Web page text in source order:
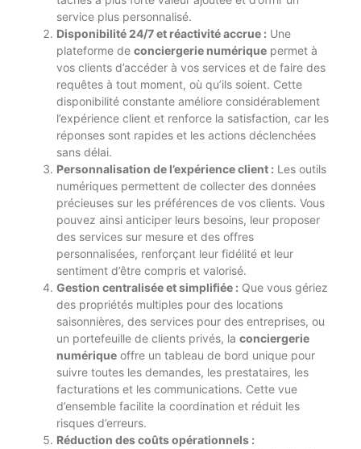
service plus personnalisé.
Disponibilité 24/7 et réactivité accrue : Une
plateforme de conciergerie numérique permet à
vos clients d’accéder à vos services et de faire des
requêtes à tout moment, où qu’ils soient. Cette
disponibilité constante améliore considérablement
l’expérience client et renforce la satisfaction, car les
réponses sont rapides et les actions déclenchées
sans délai.
Personnalisation de l’expérience client : Les outils
numériques permettent de collecter des données
précieuses sur les préférences de vos clients. Vous
pouvez ainsi anticiper leurs besoins, leur proposer
des services sur mesure et des offres
personnalisées, renforçant leur fidélité et leur
sentiment d’être compris et valorisé.
Gestion centralisée et simplifiée : Que vous gériez
des propriétés multiples pour des locations
saisonnières, des services pour des entreprises, ou
un portefeuille de clients privés, la conciergerie
numérique offre un tableau de bord unique pour
suivre toutes les demandes, les prestataires, les
facturations et les communications. Cette vue
d’ensemble facilite la coordination et réduit les
risques d’erreurs.
Réduction des coûts opérationnels :